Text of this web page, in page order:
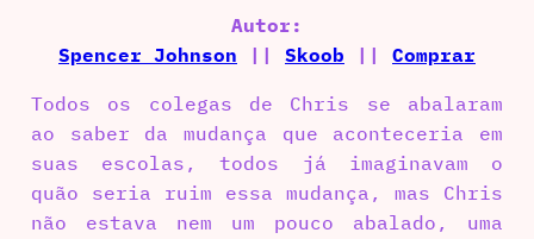
Autor:
Spencer Johnson || Skoob || Comprar
Todos os colegas de Chris se abalaram
ao saber da mudança que aconteceria em
suas escolas, todos já imaginavam o
quão seria ruim essa mudança, mas Chris
não estava nem um pouco abalado, uma